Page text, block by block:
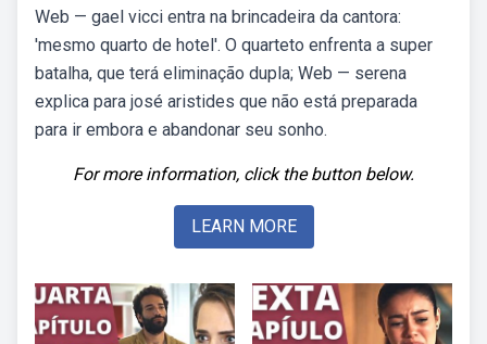
Web — gael vicci entra na brincadeira da cantora:
'mesmo quarto de hotel'. O quarteto enfrenta a super
batalha, que terá eliminação dupla; Web — serena
explica para josé aristides que não está preparada
para ir embora e abandonar seu sonho.
For more information, click the button below.
LEARN MORE